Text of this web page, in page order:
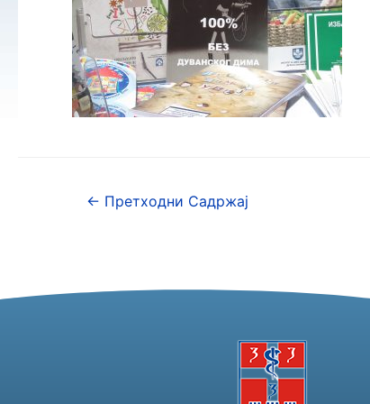
← Претходни Садржај